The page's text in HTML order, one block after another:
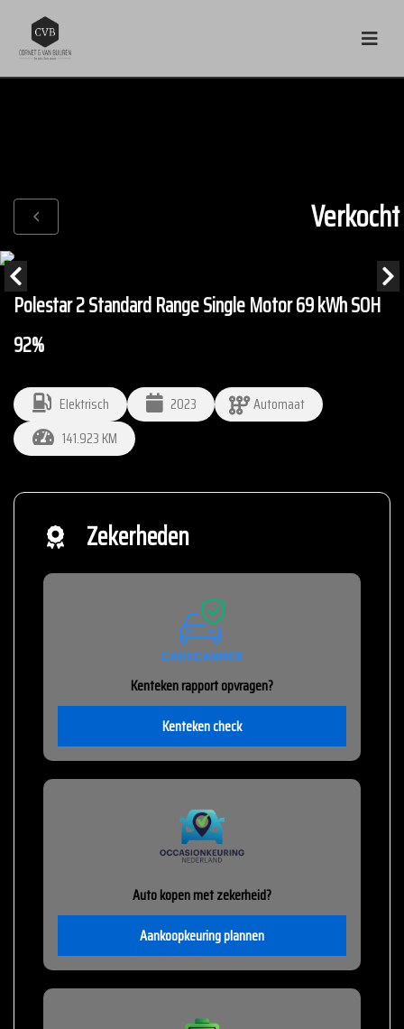
Verkocht
Polestar 2 Standard Range Single Motor 69 kWh SOH
92%
Elektrisch 2023
Automaat
141.923 KM
Zekerheden
Kenteken rapport opvragen?
Kenteken check
Auto kopen met zekerheid?
Aankoopkeuring plannen